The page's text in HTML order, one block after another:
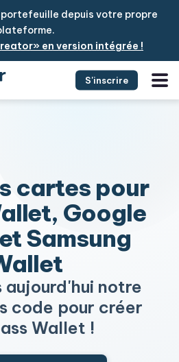
depuis votre propre
en version intégrée !
S'inscrire
cartes pour
Google
Samsung
aujourd'hui notre
code pour créer
Wallet !